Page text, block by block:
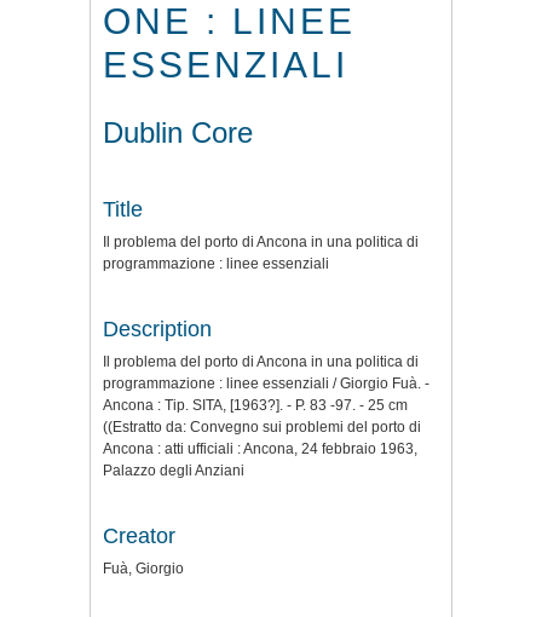
ONE : LINEE
ESSENZIALI
Dublin Core
Title
Il problema del porto di Ancona in una politica di
programmazione : linee essenziali
Description
Il problema del porto di Ancona in una politica di
programmazione : linee essenziali / Giorgio Fuà. -
Ancona : Tip. SITA, [1963?]. - P. 83 -97. - 25 cm
((Estratto da: Convegno sui problemi del porto di
Ancona : atti ufficiali : Ancona, 24 febbraio 1963,
Palazzo degli Anziani
Creator
Fuà, Giorgio